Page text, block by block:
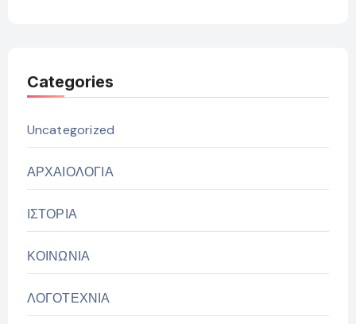
Categories
Uncategorized
ΑΡΧΑΙΟΛΟΓΙΑ
ΙΣΤΟΡΙΑ
ΚΟΙΝΩΝΙΑ
ΛΟΓΟΤΕΧΝΙΑ